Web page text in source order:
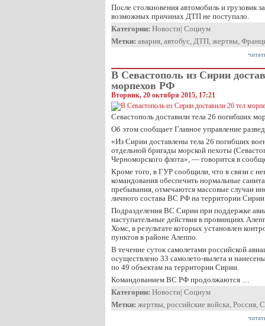
После столкновения автомобиль и грузовик
возможных причинах ДТП не поступало.
Категории: Новости| Социум
Метки: авария, автобус, ДТП, жертвы,
В Севастополь из Сирии
морпехов РФ
Вторник, 20 октября 2015, 17:21
Севастополь доставили тела 26 погибших
Об этом сообщает Главное управление
«Из Сирии доставлены тела 26 погибших
отдельной бригады морской пехоты
Черноморского флота», — говорится в
Кроме того, в ГУР сообщили, что в связи с
командования обеспечить нормальные
пребывания, отмечаются массовые случаи
личного состава ВС РФ на территории
Подразделения ВС Сирии при поддержке
наступательные действия в провинциях
Хомс, в результате которых установлен
пунктов в районе Алеппо.
В течение суток самолетами российской
осуществлено 33 самолето-вылета и
по 49 объектам на территории Сирии.
Командованием ВС РФ продолжаются …
Категории: Новости| Социум
Метки: жертвы, российские войска, Россия,